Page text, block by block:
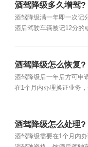
酒驾降级多久增驾?
酒驾降级满一年即一次记
酒后驾驶车辆被记12分的
酒驾降级怎么恢复?
酒驾降级后一年后方可申
在1个月内办理换证业务，
酒驾降级怎么处理?
酒驾降级需要在1个月内